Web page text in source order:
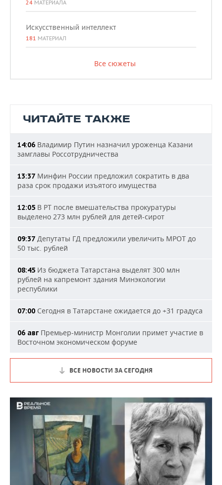
24 МАТЕРИАЛА
Искусственный интеллект
181 МАТЕРИАЛ
Все сюжеты
ЧИТАЙТЕ ТАКЖЕ
14:06 Владимир Путин назначил уроженца Казани
замглавы Россотрудничества
13:37 Минфин России предложил сократить в два
раза срок продажи изъятого имущества
12:05 В РТ после вмешательства прокуратуры
выделено 273 млн рублей для детей-сирот
09:37 Депутаты ГД предложили увеличить МРОТ до
50 тыс. рублей
08:45 Из бюджета Татарстана выделят 300 млн
рублей на капремонт здания Минэкологии
республики
07:00 Сегодня в Татарстане ожидается до +31 градуса
06 авг Премьер-министр Монголии примет участие в
Восточном экономическом форуме
ВСЕ НОВОСТИ ЗА СЕГОДНЯ